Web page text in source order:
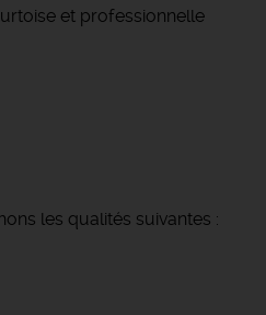
et professionnelle
les qualités suivantes :